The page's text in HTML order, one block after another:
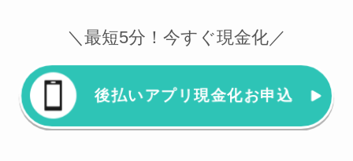
＼最短5分！今すぐ現金化／
後払いアプリ現金化お申込